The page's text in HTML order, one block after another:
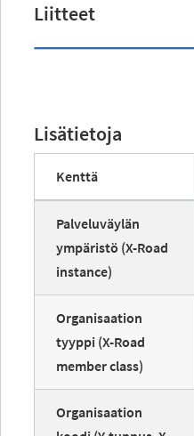
Liitteet
Lisätietoja
Kenttä
Palveluväylän
ympäristö (X-Road
instance)
Organisaation
tyyppi (X-Road
member class)
Organisaation